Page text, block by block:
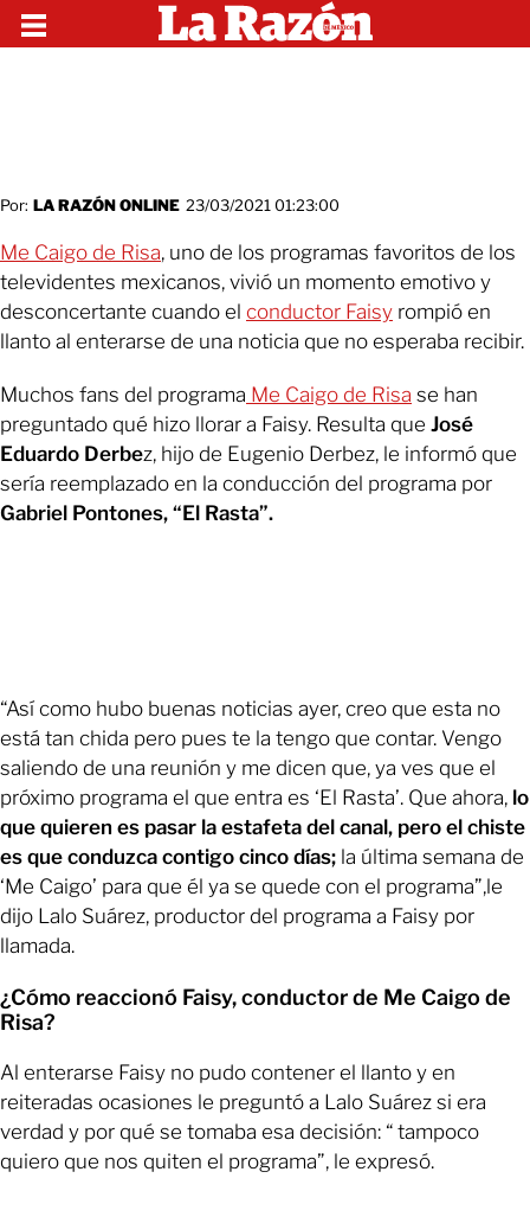
Por: LA RAZÓN ONLINE 23/03/2021 01:23:00
Me Caigo de Risa, uno de los programas favoritos de los
televidentes mexicanos, vivió un momento emotivo y
desconcertante cuando el conductor Faisy rompió en
llanto al enterarse de una noticia que no esperaba recibir.
Muchos fans del programa Me Caigo de Risa se han
preguntado qué hizo llorar a Faisy. Resulta que José
Eduardo Derbez, hijo de Eugenio Derbez, le informó que
sería reemplazado en la conducción del programa por
Gabriel Pontones, “El Rasta”.
“Así como hubo buenas noticias ayer, creo que esta no
está tan chida pero pues te la tengo que contar. Vengo
saliendo de una reunión y me dicen que, ya ves que el
próximo programa el que entra es ‘El Rasta’. Que ahora, lo
que quieren es pasar la estafeta del canal, pero el chiste
es que conduzca contigo cinco días; la última semana de
‘Me Caigo’ para que él ya se quede con el programa”,le
dijo Lalo Suárez, productor del programa a Faisy por
llamada.
¿Cómo reaccionó Faisy, conductor de Me Caigo de
Risa?
Al enterarse Faisy no pudo contener el llanto y en
reiteradas ocasiones le preguntó a Lalo Suárez si era
verdad y por qué se tomaba esa decisión: “ tampoco
quiero que nos quiten el programa”, le expresó.